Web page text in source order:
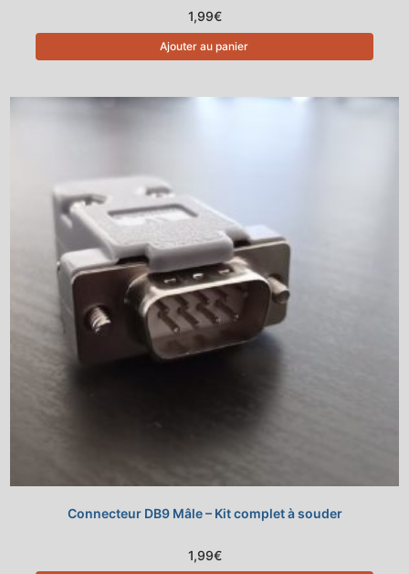
1,99€
Ajouter au panier
Connecteur DB9 Mâle – Kit complet à souder
1,99€